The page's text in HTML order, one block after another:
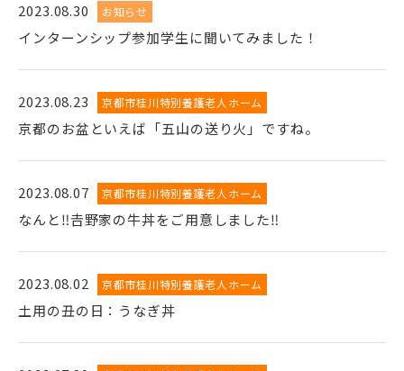
2023.08.30 お知らせ
インターンシップ参加学生に聞いてみました！
2023.08.23 京都市桂川特別養護老人ホーム
京都のお盆といえば「五山の送り火」ですね。
2023.08.07 京都市桂川特別養護老人ホーム
なんと‼𠮷野家の牛丼をご用意しました‼
2023.08.02 京都市桂川特別養護老人ホーム
土用の丑の日：うなぎ丼